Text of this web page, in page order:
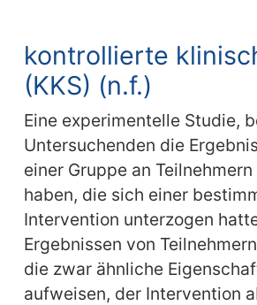
kontrollierte
(KKS) (n.f.)
Eine experimentelle Studie,
Untersuchenden die
einer Gruppe an
haben, die sich einer
Intervention unterzogen
Ergebnissen von
die zwar ähnliche
aufweisen, der Intervention